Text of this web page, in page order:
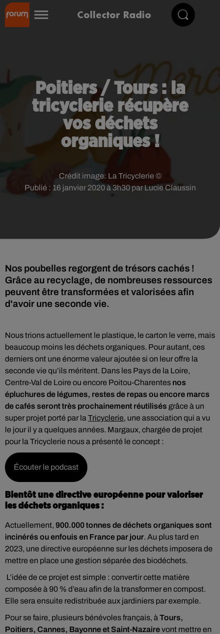
Collector Radio
Poitiers / Tours : la
tricyclerie récupère
vos déchets
organiques !
Publié : 16 janvier 2020 à 3h30 par Lucie Claussin
Crédit image: La Tricyclerie ©
Nos poubelles regorgent de trésors cachés !
Grâce au recyclage, de nombreuses ressources
peuvent être transformées et valorisées afin
d'avoir une seconde vie.
Nous trions actuellement le plastique, le carton le verre, mais
beaucoup moins les déchets organiques. Pour autant, ces
derniers ont une énorme valeur ajoutée si on leur offre la
seconde vie qu’ils méritent. Dans les Pays de la Loire,
Centre-Val de Loire ou encore Poitou-Charentes nos
épluchures de légumes, restes de repas ou encore marcs
de cafés seront très prochainement réutilisés grâce à un
super projet porté par la Tricyclerie, une association qui a vu
le jour il y a quelques années. Margaux, chargée de projet
pour la Tricyclerie nous a présenté le concept :
Écouter le podcast
Bientôt une directive européenne pour valoriser
les déchets organiques :
Actuellement, 900.000 tonnes de déchets organiques sont
incinérés ou enfouis en France par jour. Au plus tard en
2023, une directive européenne sur les déchets imposera de
mettre en place une gestion séparée des biodéchets.
L’idée de ce projet est simple : convertir cette matière
composée à 90 % d’eau afin de la transformer en compost.
Elle sera ensuite redistribuée aux jardiniers par exemple.
Pour se faire, plusieurs bénévoles français, à Tours,
Poitiers, Cannes, Bayonne et Saint-Nazairevont mettre en